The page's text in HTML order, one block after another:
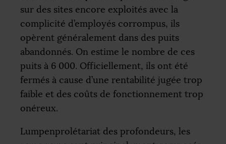
sur des sites encore exploités avec la
complicité d’employés corrompus, ils
opèrent généralement dans des puits
abandonnés. On estime le nombre de ces
puits à 6 000. Officiellement, ils ont été
fermés à cause d’une rentabilité jugée trop
faible et des coûts de fonctionnement trop
onéreux.
Lumpenprolétariat des profondeurs, les